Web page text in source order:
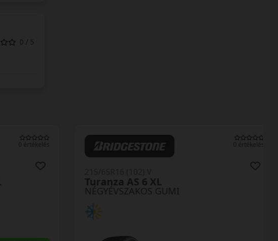
0 / 5
0 értékelés 0 értékelés
NÉGYÉVSZAKOS GUMI
Turanza AS 6 XL